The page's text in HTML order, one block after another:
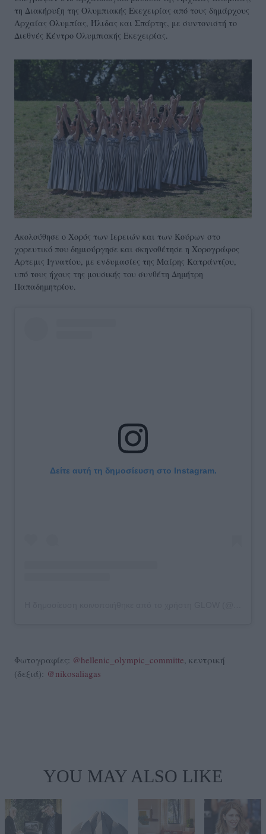
τη Διακήρυξη της Ολυμπιακής Εκεχειρίας από τους δημάρχους
Αρχαίας Ολυμπίας, Ήλιδας και Σπάρτης, με συντονιστή το
Διεθνές Κέντρο Ολυμπιακής Εκεχειρίας.
Ακολούθησε ο Χορός των Ιερειών και των Κούρων στο
χορευτικό που δημιούργησε και σκηνοθέτησε η Χορογράφος
Αρτεμις Ιγνατίου, με ενδυμασίες της Μαίρης Κατράντζου,
υπό τους ήχους της μουσικής του συνθέτη Δημήτρη
Παπαδημητρίου.
Δείτε αυτή τη δημοσίευση στο Instagram.
Φωτογραφίες: @hellenic_olympic_committe , κεντρική
(δεξιά): @nikosaliagas
YOU MAY ALSO LIKE